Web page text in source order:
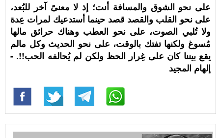
على نحو الشوق والمسافة أنت؛ إذ لا معنىً آخر للبُعد،
على نحو القلب والقصد قصد حينما أستدعيك لمرات عِدة
ولا تُلبي الصوت، على نحو العطب وهناك حرائق مالها
مُسوغ ولكنها تفتك بالوقت، على نحو الحديث وكل مالم
يقع بيننا كان على غِرار الحظ ولكن لم يُحالفه الحب!!. -
إلهام المجيد